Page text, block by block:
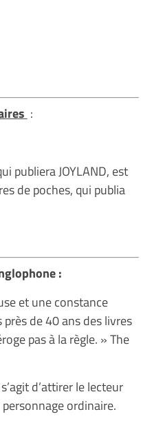
:
publiera JOYLAND, est
de poches, qui publia
:
et une constance
de 40 ans des livres
pas à la règle. » The
d’attirer le lecteur
ordinaire.